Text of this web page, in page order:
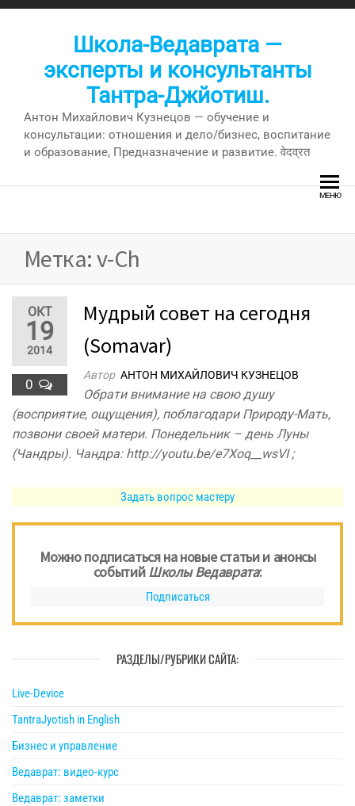
Перейти
Школа-Ведаврата —
эксперты и консультанты
Тантра-Джйотиш.
Антон Михайлович Кузнецов — обучение и
консультации: отношения и дело/бизнес, воспитание
и образование, Предназначение и развитие. वेदव्रत
МЕНЮ
Метка:v-Ch
ОКТ
19
2014
0
Мудрый совет на сегодня
(Somavar)
Автор АНТОН МИХАЙЛОВИЧ КУЗНЕЦОВ
Обрати внимание на свою душу
(восприятие, ощущения), поблагодари Природу-Мать,
позвони своей матери. Понедельник – день Луны
(Чандры). Чандра: http://youtu.be/e7Xoq__wsVI ;
Задать вопрос мастеру
Можно подписаться на новые статьи и анонсы
событийШколы Ведаврата:
Подписаться
РАЗДЕЛЫ/РУБРИКИ САЙТА:
Live-Device
TantraJyotish in English
Бизнес и управление
Ведаврат: видео-курс
Ведаврат: заметки